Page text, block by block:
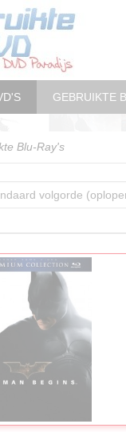
GEBRUIKTE
Blu-Ray's